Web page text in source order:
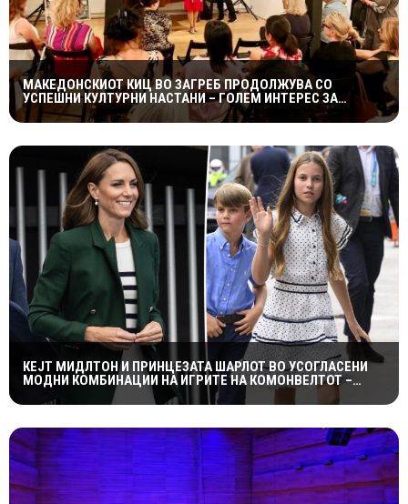
МАКЕДОНСКИОТ КИЦ ВО ЗАГРЕБ ПРОДОЛЖУВА СО
УСПЕШНИ КУЛТУРНИ НАСТАНИ – ГОЛЕМ ИНТЕРЕС ЗА
„ИСТОРИЈА НА МАКЕДОНСКАТА РОК МУЗИКА“
КЕЈТ МИДЛТОН И ПРИНЦЕЗАТА ШАРЛОТ ВО УСОГЛАСЕНИ
МОДНИ КОМБИНАЦИИ НА ИГРИТЕ НА КОМОНВЕЛТОТ –
КРАЛСКОТО СЕМЕЈСТВО ГО ПРИВЛЕЧЕ ЦЕЛОТО ВНИМАНИЕ